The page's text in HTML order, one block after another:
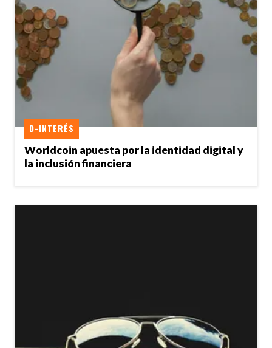
Worldcoin apuesta por la identidad digital y
la inclusión financiera
D-INTERÉS